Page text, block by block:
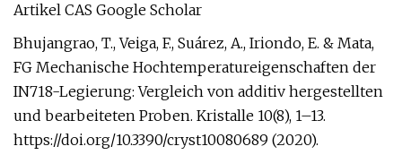
Artikel CAS Google Scholar
Bhujangrao, T., Veiga, F., Suárez, A., Iriondo, E. & Mata,
FG Mechanische Hochtemperatureigenschaften der
IN718-Legierung: Vergleich von additiv hergestellten
und bearbeiteten Proben. Kristalle 10(8), 1–13.
https://doi.org/10.3390/cryst10080689 (2020).